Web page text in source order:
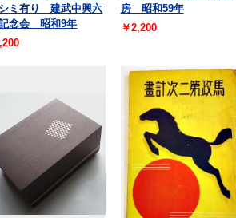
ミ有り 建武中興六
念会 昭和9年
房 昭和59年
￥2,200